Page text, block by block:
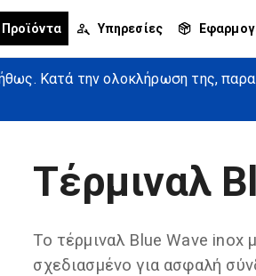
Προϊόντα Υπηρεσίες
Κατά την ολοκλήρωση της,
Τέρμιναλ
Το τέρμιναλ Blue Wave inox
σχεδιασμένο για ασφαλή